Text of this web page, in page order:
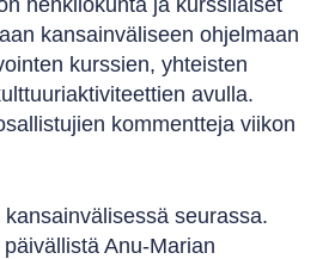
kansainväliseen ohjelmaan
kurssien, yhteisten
avulla.
kommentteja viikon
seurassa.
Anu-Marian